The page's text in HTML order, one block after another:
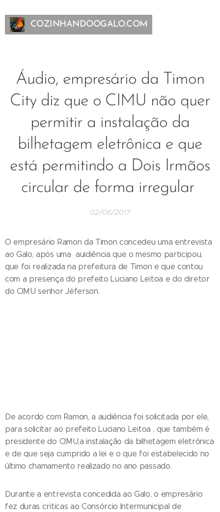
COZINHANDOOGALO.COM
Áudio, empresário da Timon
City diz que o CIMU não quer
permitir a instalação da
bilhetagem eletrônica e que
está permitindo a Dois Irmãos
circular de forma irregular
02/06/2017
O empresário Ramon da Timon concedeu uma entrevista
ao Galo, após uma auidiência que o mesmo participou,
que foi realizada na prefeitura de Timon e que contou
com a presença do prefeito Luciano Leitoa e do diretor
do CIMU senhor Jéferson.
De acordo com Ramon, a audiência foi solicitada por ele,
para solicitar ao prefeito Luciano Leitoa , que também é
presidente do CIMU,a instalação da bilhetagem eletrônica
e de que seja cumprido a lei e o que foi estabelecido no
último chamamento realizado no ano passado.
Durante a entrevista concedida ao Galo, o empresário
fez duras criticas ao Consórcio Intermunicipal de